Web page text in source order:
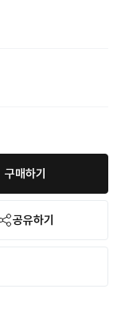
구매하기
공유하기